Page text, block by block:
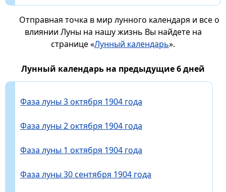
Отправная точка в мир лунного календаря и все о
влиянии Луны на нашу жизнь Вы найдете на
странице «Лунный календарь».
Лунный календарь на предыдущие 6 дней
Фаза луны 3 октября 1904 года
Фаза луны 2 октября 1904 года
Фаза луны 1 октября 1904 года
Фаза луны 30 сентября 1904 года